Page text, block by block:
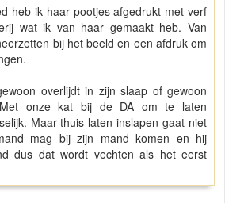
heb ik haar pootjes afgedrukt met verf
wat ik van haar gemaakt heb. Van
bij het beeld en een afdruk om
overlijdt in zijn slaap of gewoon
Met onze kat bij de DA om te laten
Maar thuis laten inslapen gaat niet
mag bij zijn mand komen en hij
dus dat wordt vechten als het eerst